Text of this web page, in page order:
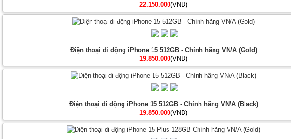
22.150.000(VNĐ)
Điện thoại di động iPhone 15 512GB - Chính hãng VN/A (Gold)
19.850.000(VNĐ)
Điện thoại di động iPhone 15 512GB - Chính hãng VN/A (Black)
19.850.000(VNĐ)